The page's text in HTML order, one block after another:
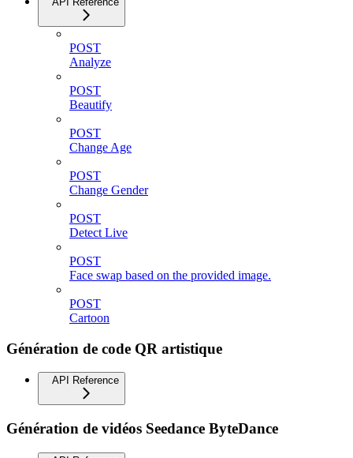
POST
Analyze
POST
Beautify
POST
Change Age
POST
Change Gender
POST
Detect Live
POST
Face swap based on the provided image.
POST
Cartoon
Génération de code QR artistique
API Reference
Génération de vidéos Seedance ByteDance